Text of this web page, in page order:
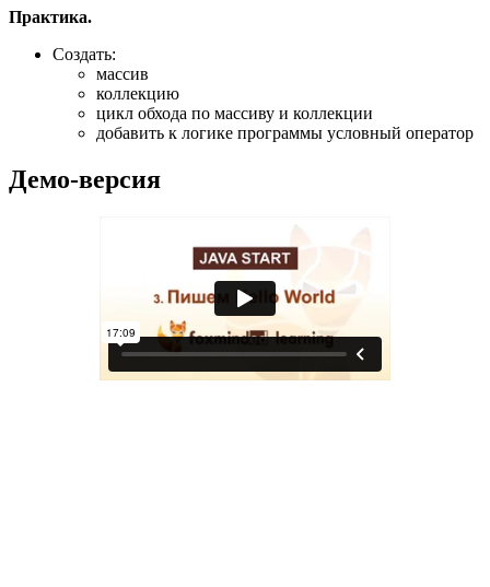
Практика.
Создать:
массив
коллекцию
цикл обхода по массиву и коллекции
добавить к логике программы условный оператор
Демо-версия